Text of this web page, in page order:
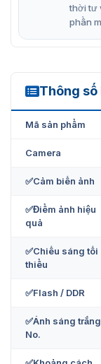
Kích thước
Chọn đơn vị
Hỗ trợ tư vấn
thời tư
phần
Thông số
BL-
Mã sản phẩm
Camera
✅Cảm biến ảnh
✅Điểm ảnh hiệu
quả
✅Chiếu sáng tối
thiểu
✅Flash / DDR
✅Ánh sáng trắng
No.